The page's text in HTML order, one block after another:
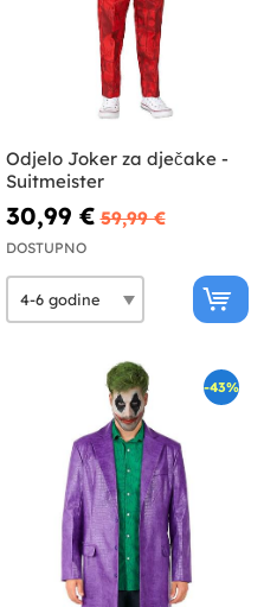
Odjelo Joker za dječake -
Suitmeister
30,99 € 59,99 €
DOSTUPNO
-43%